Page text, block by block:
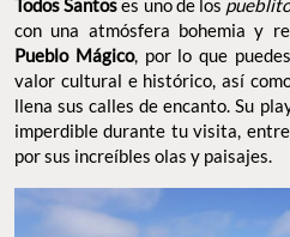
Todos Santoses uno de los
con una atmósfera bohemia y
Pueblo Mágico, por lo que
valor cultural e histórico, así
llena sus calles de encanto. Su
imperdible durante tu visita,
por sus increíbles olas y paisajes.